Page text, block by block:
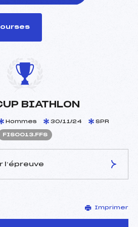
BIATHLON
Hommes 30/11/24 SPR
FIS0013.FFS
l’épreuve
–
–
Imprimer